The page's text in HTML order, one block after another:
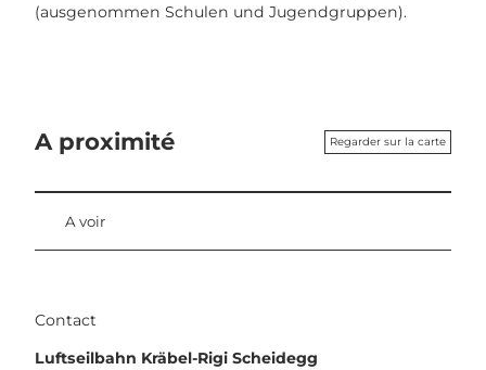
(ausgenommen Schulen und Jugendgruppen).
A proximité Regarder sur la carte
A voir
Contact
Luftseilbahn Kräbel-Rigi Scheidegg